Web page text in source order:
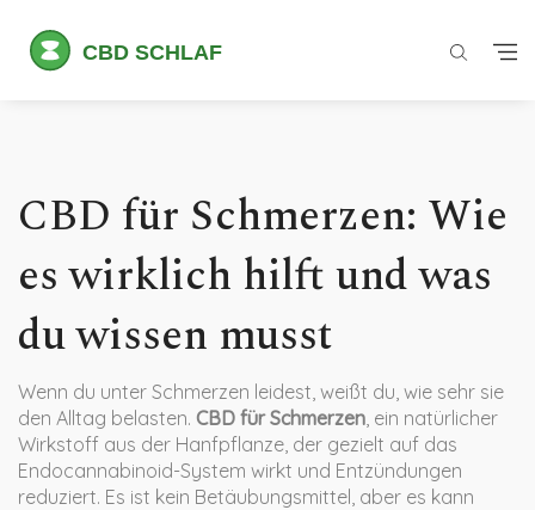
CBD für Schmerzen: Wie
es wirklich hilft und was
du wissen musst
Wenn du unter Schmerzen leidest, weißt du, wie sehr sie
den Alltag belasten. CBD für Schmerzen, ein natürlicher
Wirkstoff aus der Hanfpflanze, der gezielt auf das
Endocannabinoid-System wirkt und Entzündungen
reduziert. Es ist kein Betäubungsmittel, aber es kann